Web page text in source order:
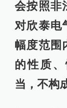
会按照非
对欣泰电
幅度范围
的性质
当，不构